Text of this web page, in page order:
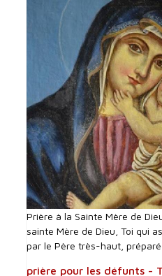
Prière à la Sainte Mère de
sainte Mère de Dieu, Toi qui
par le Père très-haut,
prière pour les défunts -